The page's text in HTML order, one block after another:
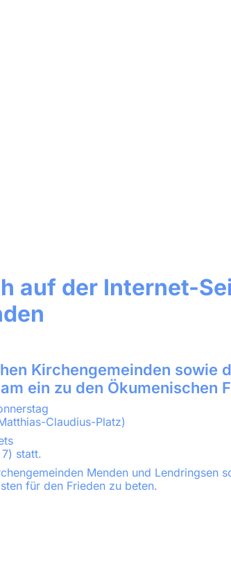
auf der Internet-
Kirchengemeinden sowie
ein zu den Ökumenischen
Claudius-Platz)
statt.
Menden und Lendringsen
für den Frieden zu beten.